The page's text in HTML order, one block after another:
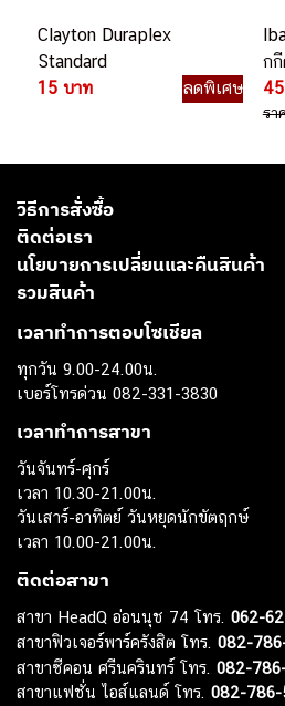
Clayton Duraplex
Standard
15 บาท
ลดพิเศษ
กกี
รา
วิธีการสั่งซื้อ
ติดต่อเรา
นโยบายการเปลี่ยนและคืนสินค้า
รวมสินค้า
เวลาทำการตอบโซเชียล
ทุกวัน 9.00-24.00น.
เบอร์โทรด่วน 082-331-3830
เวลาทำการสาขา
วันจันทร์-ศุกร์
เวลา 10.30-21.00น.
วันเสาร์-อาทิตย์ วันหยุดนักขัตฤกษ์
เวลา 10.00-21.00น.
ติดต่อสาขา
สาขา HeadQ อ่อนนุช 74 โทร. 062-
สาขาฟิวเจอร์พาร์ครังสิต โทร. 082-
สาขาซีคอน ศรีนครินทร์ โทร. 082-
สาขาแฟชั่น ไอส์แลนด์ โทร. 082-786-